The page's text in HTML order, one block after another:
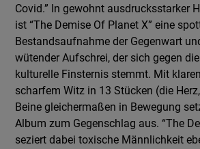
Covid.” In gewohnt ausdrucksstarker
ist “The Demise Of Planet X” eine
Bestandsaufnahme der Gegenwart
wütender Aufschrei, der sich gegen
kulturelle Finsternis stemmt. Mit
scharfem Witz in 13 Stücken (die
Beine gleichermaßen in Bewegung
Album zum Gegenschlag aus. “The
seziert dabei toxische Männlichkeit